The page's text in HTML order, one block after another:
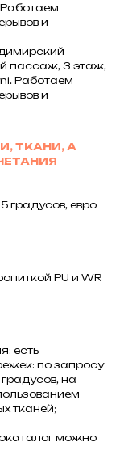
и
пассаж, 3 этаж,
Работаем
и
ТКАНИ, А
градусов, евро
PU и WR
есть
по запросу
на
тканей;
можно